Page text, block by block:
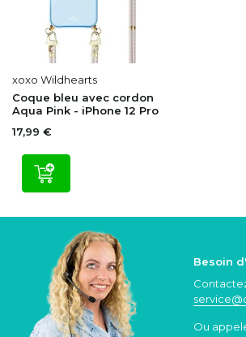
xoxo Wildhearts
Coque bleu avec cordon
Aqua Pink - iPhone 12 Pro
17,99 €
Besoin
Ou